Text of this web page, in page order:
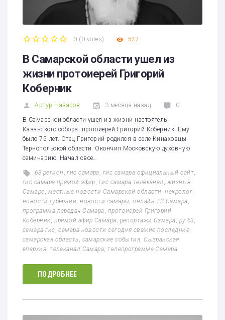
0 ( 0 votes) 522
В Самарской области ушел из
жизни протоиерей Григорий
Коберник
Артур Назаров 3 месяца назад 0
В Самарской области ушел из жизни настоятель
Казанского собора, протоиерей Григорий Коберник. Ему
было 75 лет. Отец Григорий родился в селе Кинаховцы
Тернопольской области. Окончил Московскую духовную
семинарию. Начал свое…
63 регион ,гис самара, гис самара официальный сайт,
гис самара прямой эфир, гис самара телеканал , жизнь в
Самаре, местные новости Самарской области,некролог,
новости губернии,новости самары,онлайн ТВ Самара,
программа передач Самара, протоиерей Григорий
Коберник, прямой эфир Самара, репортажи Самара, ру 63,
самара гис,самара новости сегодня свежие последние,
самарская область, самарские события, Сызранская
епархия,телеканал Самара,телепрограмма Самара
ПОДРОБНЕЕ